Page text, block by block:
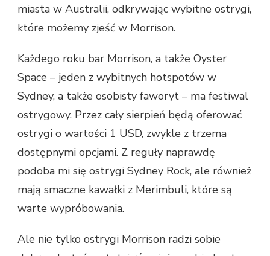
miasta w Australii, odkrywając wybitne ostrygi,
które możemy zjeść w Morrison.
Każdego roku bar Morrison, a także Oyster
Space – jeden z wybitnych hotspotów w
Sydney, a także osobisty faworyt – ma festiwal
ostrygowy. Przez cały sierpień będą oferować
ostrygi o wartości 1 USD, zwykle z trzema
dostępnymi opcjami. Z reguły naprawdę
podoba mi się ostrygi Sydney Rock, ale również
mają smaczne kawałki z Merimbuli, które są
warte wypróbowania.
Ale nie tylko ostrygi Morrison radzi sobie